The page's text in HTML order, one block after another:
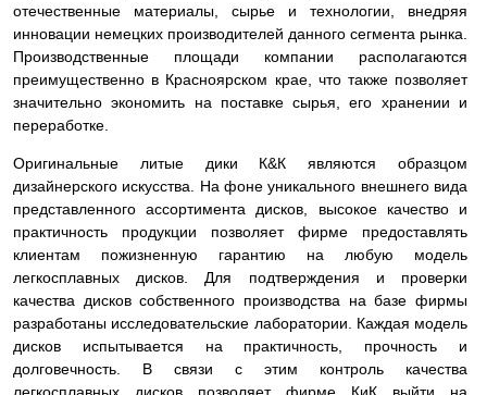
отечественные материалы, сырье и технологии, внедряя
инновации немецких производителей данного сегмента рынка.
Производственные площади компании располагаются
преимущественно в Красноярском крае, что также позволяет
значительно экономить на поставке сырья, его хранении и
переработке.
Оригинальные литые дики К&К являются образцом
дизайнерского искусства. На фоне уникального внешнего вида
представленного ассортимента дисков, высокое качество и
практичность продукции позволяет фирме предоставлять
клиентам пожизненную гарантию на любую модель
легкосплавных дисков. Для подтверждения и проверки
качества дисков собственного производства на базе фирмы
разработаны исследовательские лаборатории. Каждая модель
дисков испытывается на практичность, прочность и
долговечность. В связи с этим контроль качества